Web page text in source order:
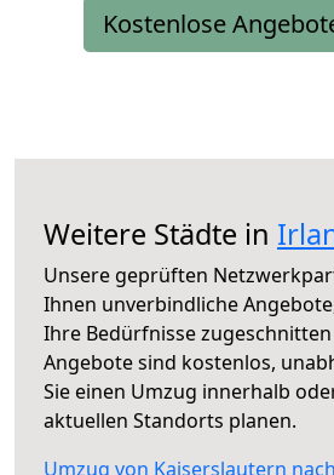
Kostenlose
Weitere Städte in
Unsere geprüften
Ihnen unverbindliche
Ihre Bedürfnisse
Angebote sind kostenlos,
Sie einen Umzug innerhalb
aktuellen Standorts planen.
Umzug von Kaiserslautern